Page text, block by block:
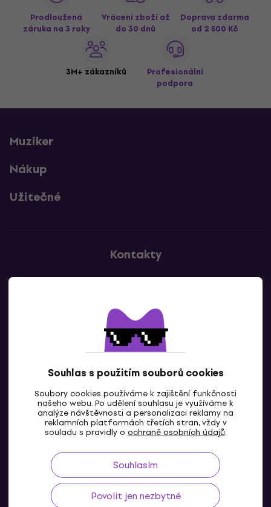
Souhlas s použitím souborů cookies
Soubory cookies používáme k zajištění funkčnosti
našeho webu. Po udělení souhlasu je využíváme k
analýze návštěvnosti a personalizaci reklamy na
reklamních platformách třetích stran, vždy v
souladu s pravidly o ochraně osobních údajů.
Souhlasím
Povolit jen nezbytné
Prodloužená
záruka na 3 roky
Vrácení zboží až
do 30 dnů
Doprava zdarma
od 2 500 Kč
3M+ zákazníků
Profesionální
podpora
Muziker
Nákup
Užitečné
Kontakty
CZ